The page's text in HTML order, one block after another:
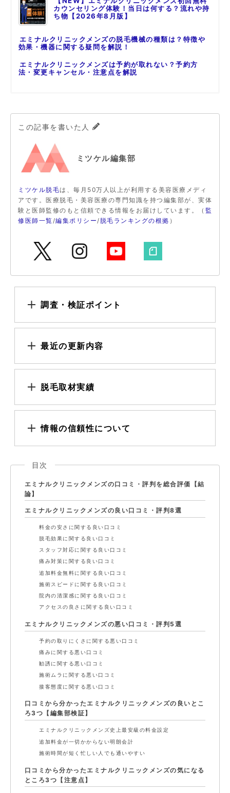
カウンセリング体験！当日は何する？流れや持
ち物【2026年8月版】
エミナルクリニックメンズの脱毛機械の種類は？特徴や
効果・機器に関する疑問を解説！
エミナルクリニックメンズは予約が取れない？予約方
法・変更キャンセル・注意点を解説
この記事を書いた人
ミツケル編集部
ミツケル脱毛は、毎月50万人以上が利用する美容医療メディ
アです。医療脱毛・美容医療の専門知識を持つ編集部が、実体
験と医師監修のもと信頼できる情報をお届けしています。（ 監
修医師一覧/編集ポリシー/ 脱毛ランキングの根拠 ）
調査・検証ポイント
最近の更新内容
脱毛取材実績
情報の信頼性について
目次
エミナルクリニックメンズの口コミ・評判を総合評価【結
論】
エミナルクリニックメンズの良い口コミ・評判8選
料金の安さに関する良い口コミ
脱毛効果に関する良い口コミ
スタッフ対応に関する良い口コミ
痛み対策に関する良い口コミ
追加料金無料に関する良い口コミ
施術スピードに関する良い口コミ
院内の清潔感に関する良い口コミ
アクセスの良さに関する良い口コミ
エミナルクリニックメンズの悪い口コミ・評判5選
予約の取りにくさに関する悪い口コミ
痛みに関する悪い口コミ
勧誘に関する悪い口コミ
施術ムラに関する悪い口コミ
接客態度に関する悪い口コミ
口コミから分かったエミナルクリニックメンズの良いとこ
ろ3つ【編集部検証】
エミナルクリニックメンズ史上最安級の料金設定
追加料金が一切かからない明朗会計
施術時間が短く忙しい人でも通いやすい
口コミから分かったエミナルクリニックメンズの気になる
ところ3つ【注意点】